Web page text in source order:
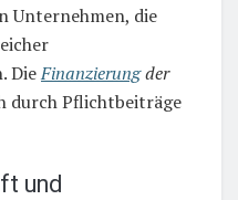
Unternehmen, die
DieFinanzierungder
durch Pflichtbeiträge
und